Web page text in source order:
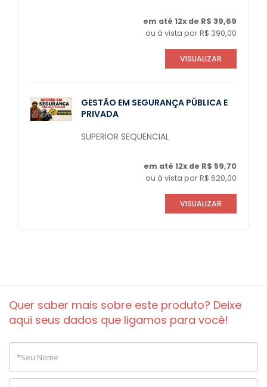
em até 12x de R$ 39,69
ou à vista por R$ 390,00
VISUALIZAR
GESTÃO EM SEGURANÇA PÚBLICA E
PRIVADA
SUPERIOR SEQUENCIAL
em até 12x de R$ 59,70
ou à vista por R$ 620,00
VISUALIZAR
Quer saber mais sobre este produto? Deixe
aqui seus dados que ligamos para você!